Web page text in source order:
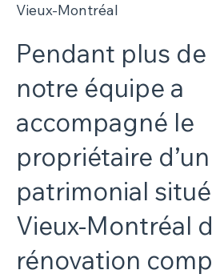
Vieux-Montréal
Pendant plus
notre équipe a
accompagné le
propriétaire
patrimonial
Vieux-Montréal
rénovation